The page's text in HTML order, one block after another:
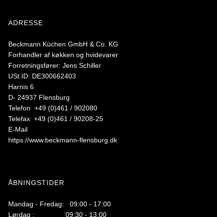
ADRESSE
Beckmann Küchen GmbH & Co. KG
Forhandler af køkken og hvidevarer
Forretningsfører: Jens Schiller
USt.ID: DE300662403
Harnis 6
D- 24937 Flensburg
Telefon +49 (0)461 / 902080
Telefax +49 (0)461 / 90208-25
E-Mail
https://www.beckmann-flensburg.dk
ÅBNINGSTIDER
Mandag - Fredag: 09:00 - 17:00
Lørdag : 09:30 - 13:00